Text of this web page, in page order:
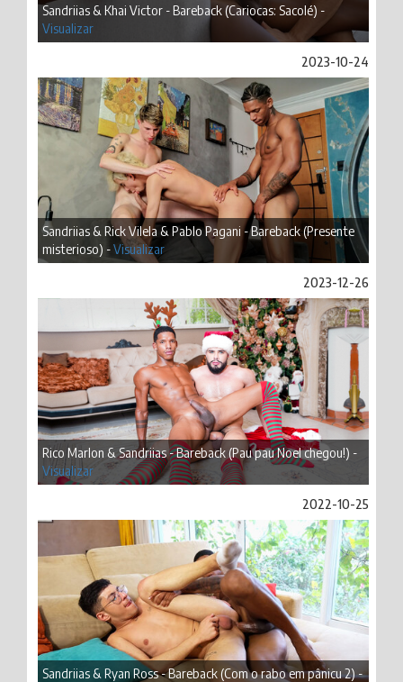
Sandriias & Khai Victor - Bareback (Cariocas: Sacolé) -
Visualizar
2023-10-24
Sandriias & Rick Vilela & Pablo Pagani - Bareback (Presente
misterioso) -Visualizar
2023-12-26
Rico Marlon & Sandriias - Bareback (Pau pau Noel chegou!) -
Visualizar
2022-10-25
Sandriias & Ryan Ross - Bareback (Com o rabo em pânicu 2) -